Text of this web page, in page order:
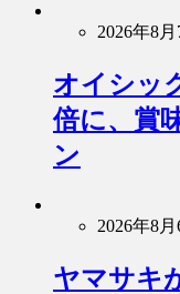
2026年8月
オイシッ
倍に、賞
ン
2026年8月
ヤマサキ